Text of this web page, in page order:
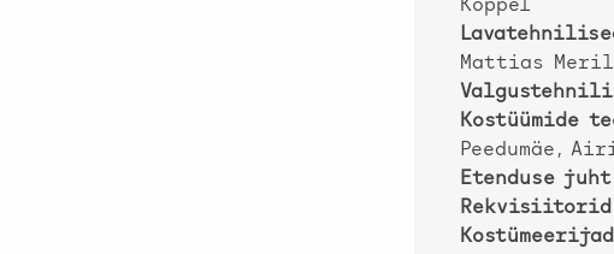
Koppel
Mattias
Kostüümide
Peedumäe,
Etenduse juht
Rekvisiitorid
Kostümeerijad